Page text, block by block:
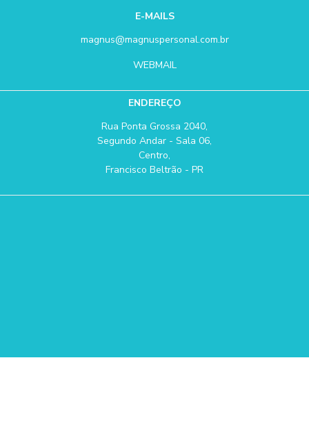
E-MAILS
magnus@magnuspersonal.com.br
WEBMAIL
ENDEREÇO
Rua Ponta Grossa 2040,
Segundo Andar - Sala 06,
Centro,
Francisco Beltrão - PR